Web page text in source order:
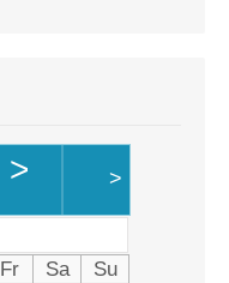
> >
Fr Sa
Su